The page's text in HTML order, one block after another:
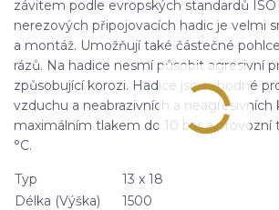
závitem podle evropských standardů
nerezových připojovacích hadic je velmi
a montáž. Umožňují také částečné
rázů. Na hadice nesmí působit agresivní
způsobující korozi. Hadice jsou vhodné
vzduchu a neabrazivních a neagresivních
maximálním tlakem do 10 bar a provozní
°C.
Typ
13 x 18
Délka (Výška)
1500